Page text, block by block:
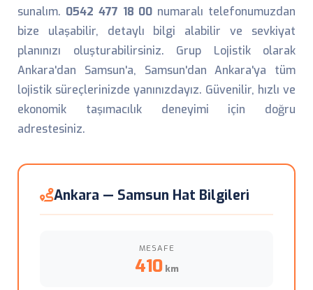
sunalım. 0542 477 18 00 numaralı telefonumuzdan
bize ulaşabilir, detaylı bilgi alabilir ve sevkiyat
planınızı oluşturabilirsiniz. Grup Lojistik olarak
Ankara'dan Samsun'a, Samsun'dan Ankara'ya tüm
lojistik süreçlerinizde yanınızdayız. Güvenilir, hızlı ve
ekonomik taşımacılık deneyimi için doğru
adrestesiniz.
Ankara — Samsun Hat Bilgileri
MESAFE
410 km